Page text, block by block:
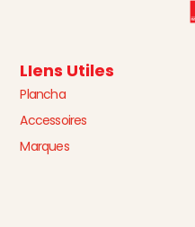
LIens Utiles
Plancha
Accessoires
Marques